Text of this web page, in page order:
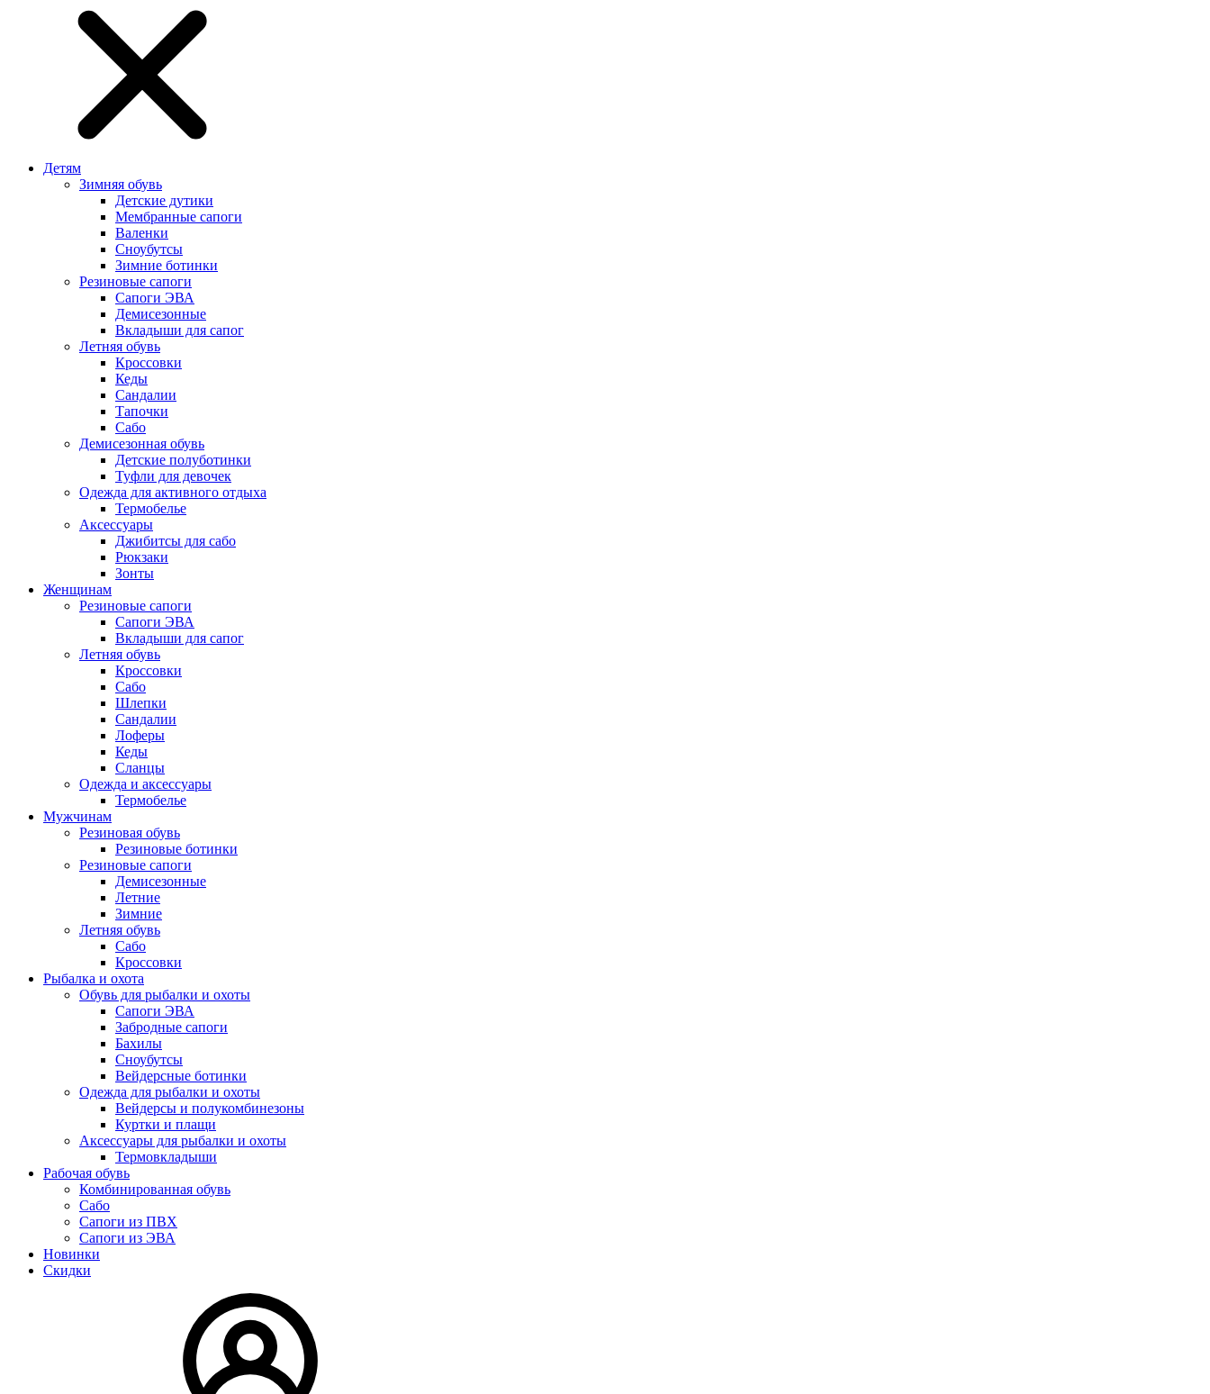
Детям
Зимняя обувь
Детские дутики
Мембранные сапоги
Валенки
Сноубутсы
Зимние ботинки
Резиновые сапоги
Сапоги ЭВА
Демисезонные
Вкладыши для сапог
Летняя обувь
Кроссовки
Кеды
Сандалии
Тапочки
Сабо
Демисезонная обувь
Детские полуботинки
Туфли для девочек
Одежда для активного отдыха
Термобелье
Аксессуары
Джибитсы для сабо
Рюкзаки
Зонты
Женщинам
Резиновые сапоги
Cапоги ЭВА
Вкладыши для сапог
Летняя обувь
Кроссовки
Сабо
Шлепки
Сандалии
Лоферы
Кеды
Сланцы
Одежда и аксессуары
Термобелье
Мужчинам
Резиновая обувь
Резиновые ботинки
Резиновые сапоги
Демисезонные
Летние
Зимние
Летняя обувь
Сабо
Кроссовки
Рыбалка и охота
Обувь для рыбалки и охоты
Сапоги ЭВА
Забродные сапоги
Бахилы
Сноубутсы
Вейдерсные ботинки
Одежда для рыбалки и охоты
Вейдерсы и полукомбинезоны
Куртки и плащи
Аксессуары для рыбалки и охоты
Термовкладыши
Рабочая обувь
Комбинированная обувь
Сабо
Сапоги из ПВХ
Сапоги из ЭВА
Новинки
Скидки